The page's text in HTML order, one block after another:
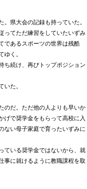
県大会の記録も持っていた。
ってただ練習をしていたいずみ
であるスポーツの世界は残酷
ゆく。
ち続け、再びトップポジション
いた。
のだ。ただ他の人よりも早いか
げで奨学金をもらって高校に入
ない母子家庭で育ったいずみに
ている奨学金ではないから、就
事に就けるように教職課程を取